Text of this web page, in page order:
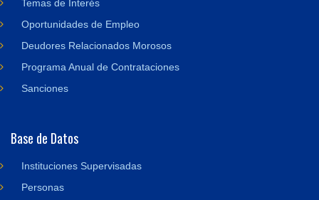
Temas de Interés
Oportunidades de Empleo
Deudores Relacionados Morosos
Programa Anual de Contrataciones
Sanciones
Base de Datos
Instituciones Supervisadas
Personas